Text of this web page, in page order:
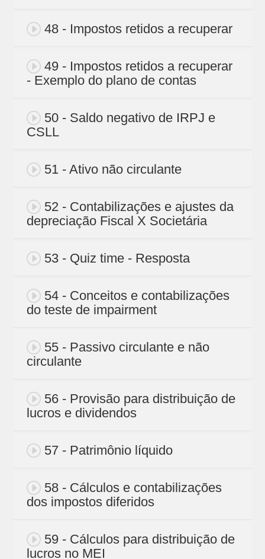
48 - Impostos retidos a recuperar
49 - Impostos retidos a recuperar
- Exemplo do plano de contas
50 - Saldo negativo de IRPJ e
CSLL
51 - Ativo não circulante
52 - Contabilizações e ajustes da
depreciação Fiscal X Societária
53 - Quiz time - Resposta
54 - Conceitos e contabilizações
do teste de impairment
55 - Passivo circulante e não
circulante
56 - Provisão para distribuição de
lucros e dividendos
57 - Patrimônio líquido
58 - Cálculos e contabilizações
dos impostos diferidos
59 - Cálculos para distribuição de
lucros no MEI